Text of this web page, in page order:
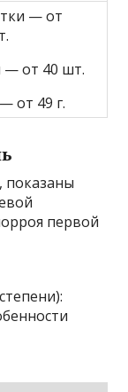
— от
— от 40 шт.
от 49 г.
первой